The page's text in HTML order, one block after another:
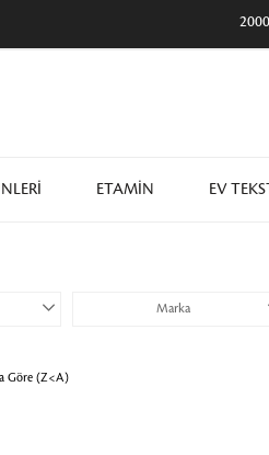
ETAMİN EV
Marka
Göre (Z<A)